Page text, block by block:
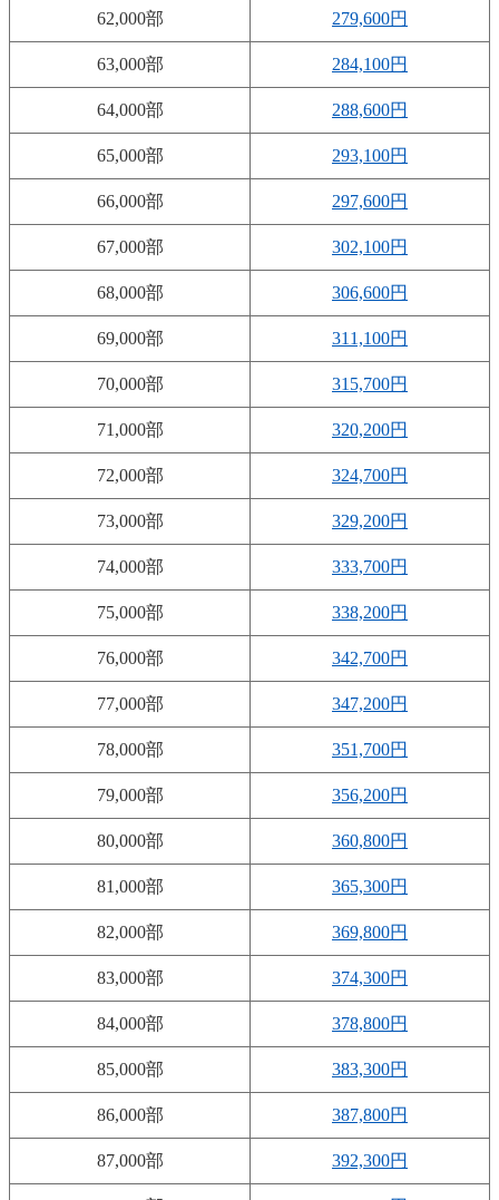
62,000部 279,600円
63,000部 284,100円
64,000部 288,600円
65,000部 293,100円
66,000部 297,600円
67,000部 302,100円
68,000部 306,600円
69,000部 311,100円
70,000部 315,700円
71,000部 320,200円
72,000部 324,700円
73,000部 329,200円
74,000部 333,700円
75,000部 338,200円
76,000部 342,700円
77,000部 347,200円
78,000部 351,700円
79,000部 356,200円
80,000部 360,800円
81,000部 365,300円
82,000部 369,800円
83,000部 374,300円
84,000部 378,800円
85,000部 383,300円
86,000部 387,800円
87,000部 392,300円